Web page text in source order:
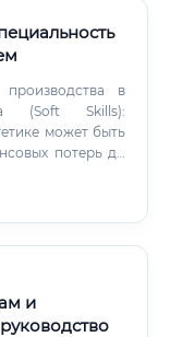
в зависимости
командировках
в
(Soft Skills):
может быть
потерь до
и